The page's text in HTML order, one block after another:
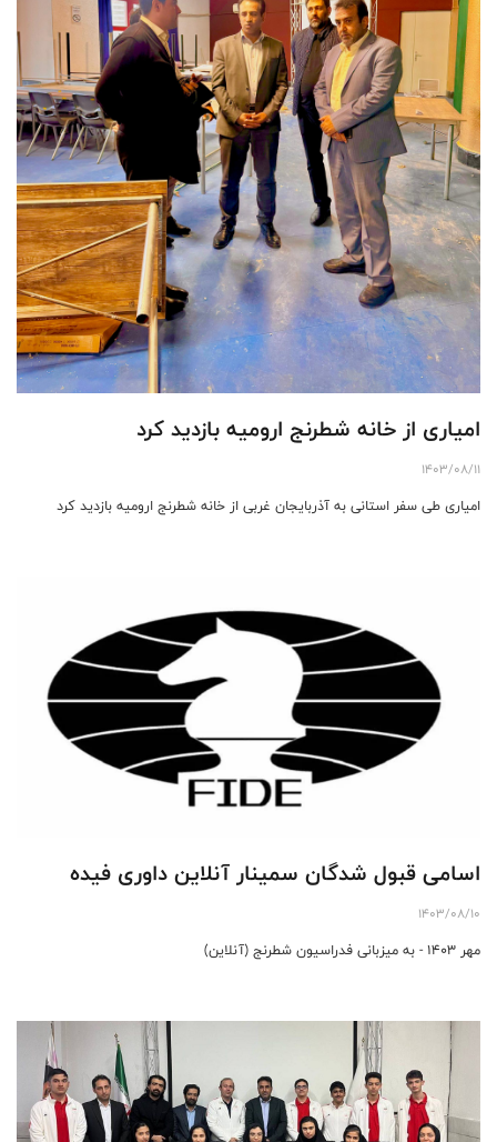
امیاری از خانه شطرنج ارومیه بازدید کرد
1403/08/11
امیاری طی سفر استانی به آذربایجان غربی از خانه شطرنج ارومیه بازدید کرد
اسامی قبول شدگان سمینار آنلاین داوری فیده
1403/08/10
مهر ۱۴۰۳ - به میزبانی فدراسیون شطرنج (آنلاین)